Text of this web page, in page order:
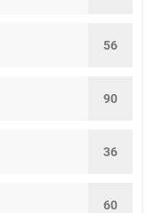
56
90
36
60